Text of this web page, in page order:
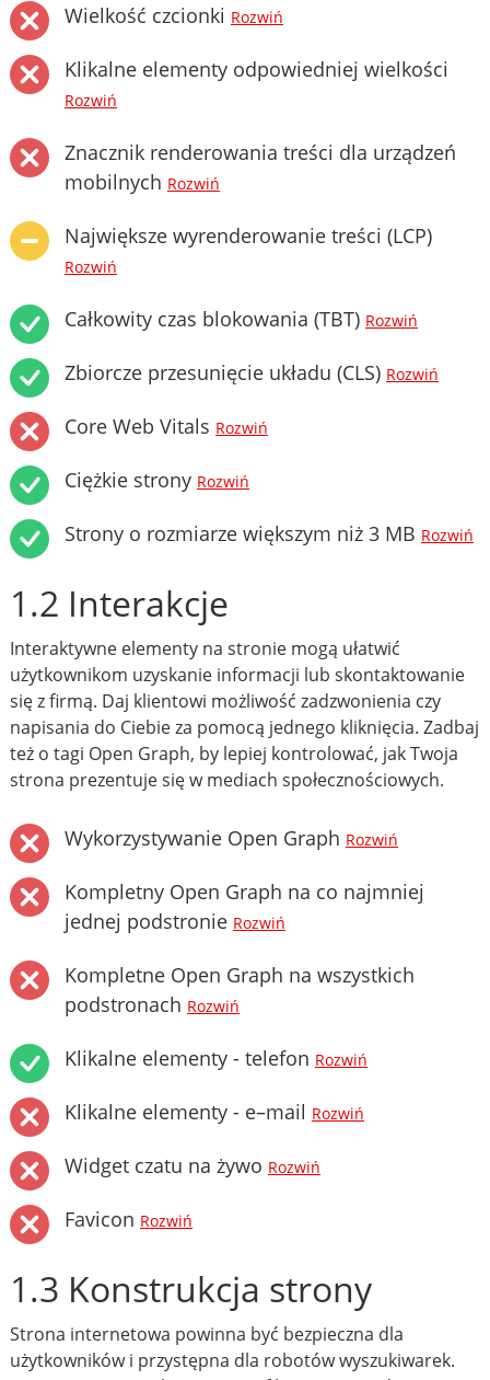
Wielkość czcionki Rozwiń
Klikalne elementy odpowiedniej wielkości
Rozwiń
Znacznik renderowania treści dla urządzeń
mobilnych Rozwiń
Największe wyrenderowanie treści (LCP)
Rozwiń
Całkowity czas blokowania (TBT) Rozwiń
Zbiorcze przesunięcie układu (CLS) Rozwiń
Core Web Vitals Rozwiń
Ciężkie strony Rozwiń
Strony o rozmiarze większym niż 3 MB Rozwiń
1.2 Interakcje
Interaktywne elementy na stronie mogą ułatwić
użytkownikom uzyskanie informacji lub skontaktowanie
się z firmą. Daj klientowi możliwość zadzwonienia czy
napisania do Ciebie za pomocą jednego kliknięcia. Zadbaj
też o tagi Open Graph, by lepiej kontrolować, jak Twoja
strona prezentuje się w mediach społecznościowych.
Wykorzystywanie Open Graph Rozwiń
Kompletny Open Graph na co najmniej
jednej podstronie Rozwiń
Kompletne Open Graph na wszystkich
podstronach Rozwiń
Klikalne elementy - telefon Rozwiń
Klikalne elementy - e–mail Rozwiń
Widget czatu na żywo Rozwiń
Favicon Rozwiń
1.3 Konstrukcja strony
Strona internetowa powinna być bezpieczna dla
użytkowników i przystępna dla robotów wyszukiwarek.